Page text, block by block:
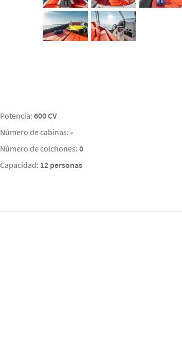
Potencia: 600 CV
Número de cabinas: -
Número de colchones: 0
Capacidad: 12 personas